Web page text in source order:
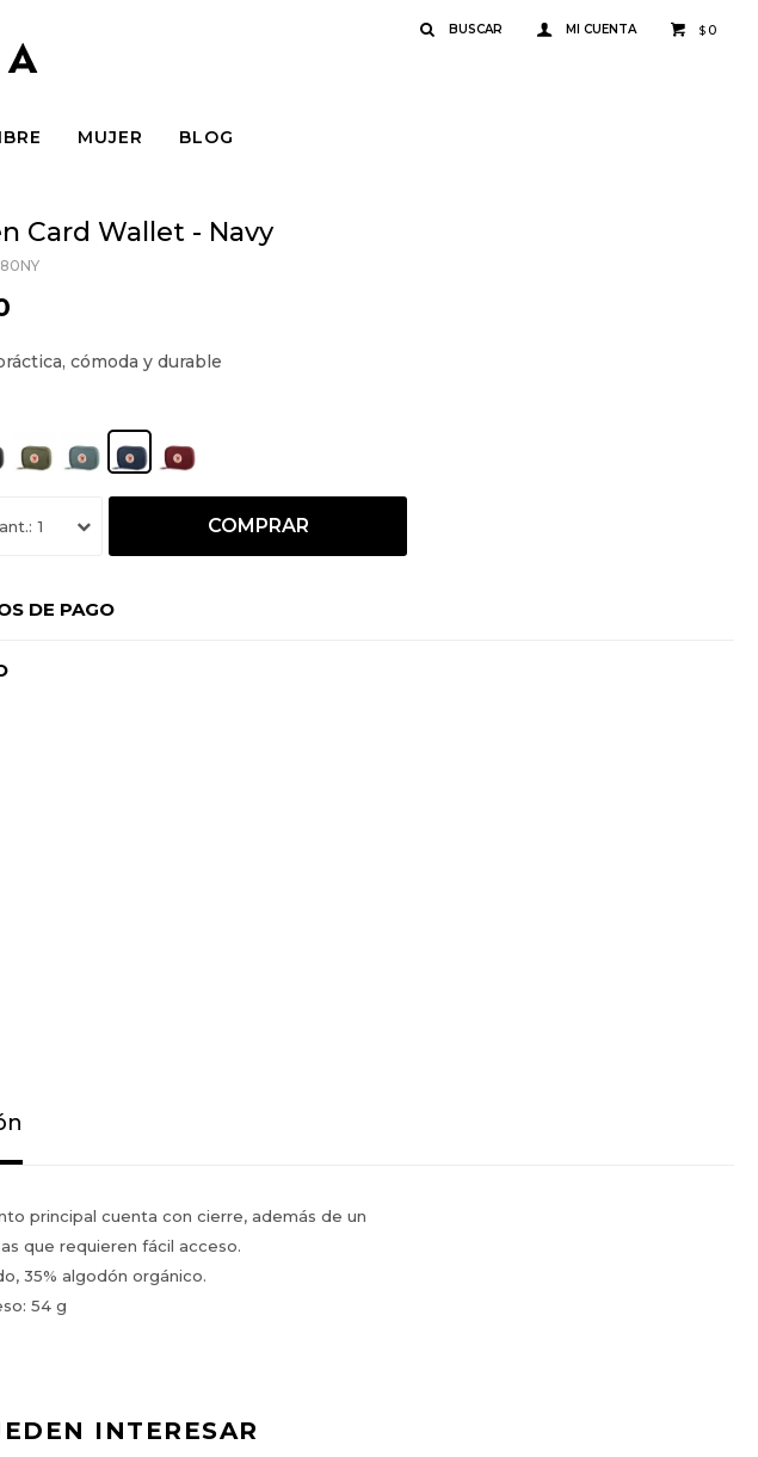
MUJER BLOG
$ 0
Card Wallet - Navy
cómoda y durable
1 COMPRAR
DE PAGO
principal cuenta con cierre, además de un
que requieren fácil acceso.
35% algodón orgánico.
54 g
INTERESAR